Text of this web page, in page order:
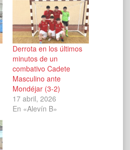
Derrota en los últimos
minutos de un
combativo Cadete
Masculino ante
Mondéjar (3-2)
17 abril, 2026
En «Alevín B»